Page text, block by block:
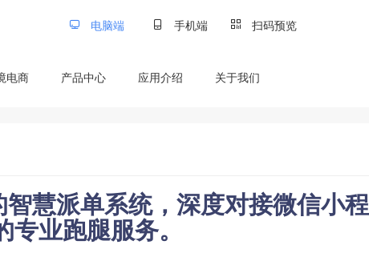
电脑端 手机端 扫码预览
电商 产品中心 应用介绍 关于我们
智慧派单系统，深度对接微信小程
业跑腿服务。